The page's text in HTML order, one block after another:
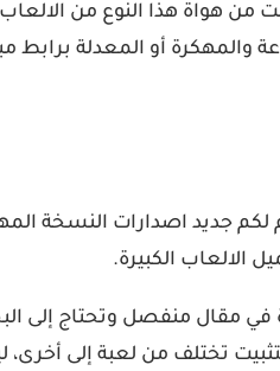
من هواة هذا النوع من
أو المعدلة برابط
جديد اصدارات النسخة
الالعاب الكبيرة.
مقال منفصل وتحتاج إلى
تختلف من لعبة إلى